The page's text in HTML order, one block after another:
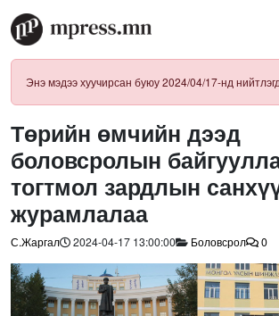
Энэ мэдээ хуучирсан буюу 2024/04/17-нд
Төрийн өмчийн дээд
боловсролын
тогтмол зардлын
журамлалаа
С.Жаргал 2024-04-17 13:00:00 Боловсрол 0